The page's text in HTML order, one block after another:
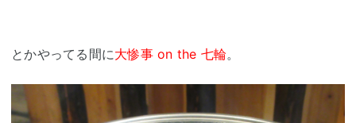
とかやってる間に大惨事 on the 七輪。